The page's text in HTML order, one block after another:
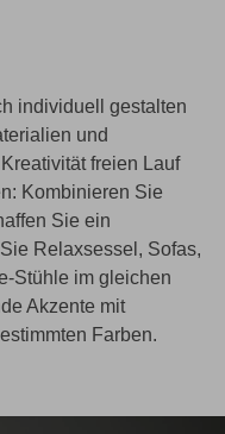
individuell gestalten
und
freien Lauf
Kombinieren Sie
Sie ein
Relaxsessel, Sofas,
Stühle im gleichen
Akzente mit
Farben.